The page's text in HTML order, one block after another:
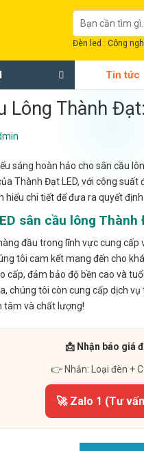
Tìm
kiếm:
Đèn led : Công
Tin tức
Lông Thành
sáng hoàn hảo cho sân cầu
Thành Đạt LED, với công
hiểu chi tiết để đưa ra quyết
sân cầu lông Thành
đầu trong lĩnh vực cung
tôi cam kết mang đến cho
cấp, đảm bảo độ bền cao và
chúng tôi còn cung cấp dịch
tâm và chất lượng!
📩 Nhận báo giá
👉 Nhắn: Loại đèn +
🚀 Zalo 1 (Tư